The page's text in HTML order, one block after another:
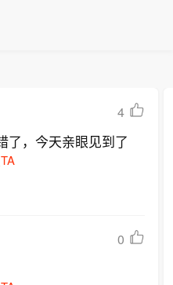
4
了，今天亲眼见到了
0